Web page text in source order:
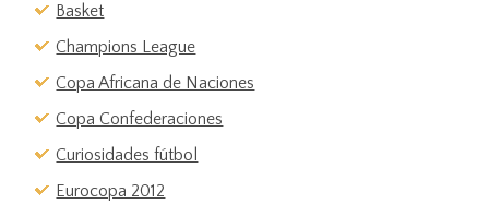
Basket
Champions League
Copa Africana de Naciones
Copa Confederaciones
Curiosidades fútbol
Eurocopa 2012